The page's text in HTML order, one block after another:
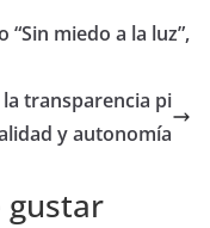
miedo a la luz”,
transparencia pi
y autonomía
gustar